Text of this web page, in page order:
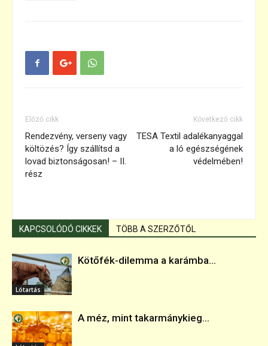
Előző cikk
Rendezvény, verseny vagy
költözés? Így szállítsd a
lovad biztonságosan! – II.
rész
Következő cikk
TESA Textil adalékanyaggal
a ló egészségének
védelmében!
KAPCSOLÓDÓ CIKKEK TÖBB A SZERZŐTŐL
Lótartás
Kötőfék-dilemma a karámba...
A méz, mint takarmánykieg...